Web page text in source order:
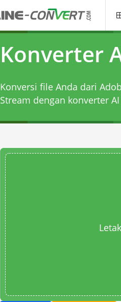
Konverter
Konversi file Anda dari
Stream dengan konverter